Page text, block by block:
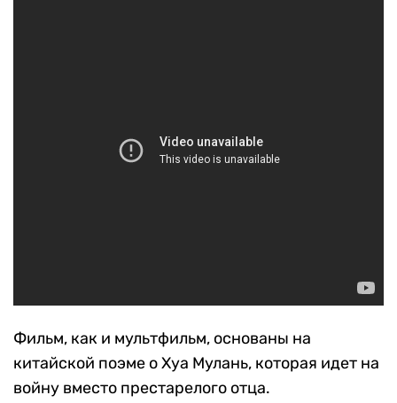
Фильм, как и мультфильм, основаны на
китайской поэме о Хуа Мулань, которая идет на
войну вместо престарелого отца.